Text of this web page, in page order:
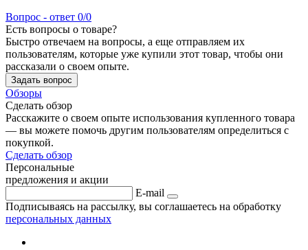
Вопрос - ответ 0/0
Есть вопросы о товаре?
Быстро отвечаем на вопросы, а еще отправляем их
пользователям, которые уже купили этот товар, чтобы они
рассказали о своем опыте.
Задать вопрос
Обзоры
Сделать обзор
Расскажите о своем опыте использования купленного товара
— вы можете помочь другим пользователям определиться с
покупкой.
Сделать обзор
Персональные
предложения и акции
E-mail
Подписываясь на рассылку, вы соглашаетесь на обработку
персональных данных